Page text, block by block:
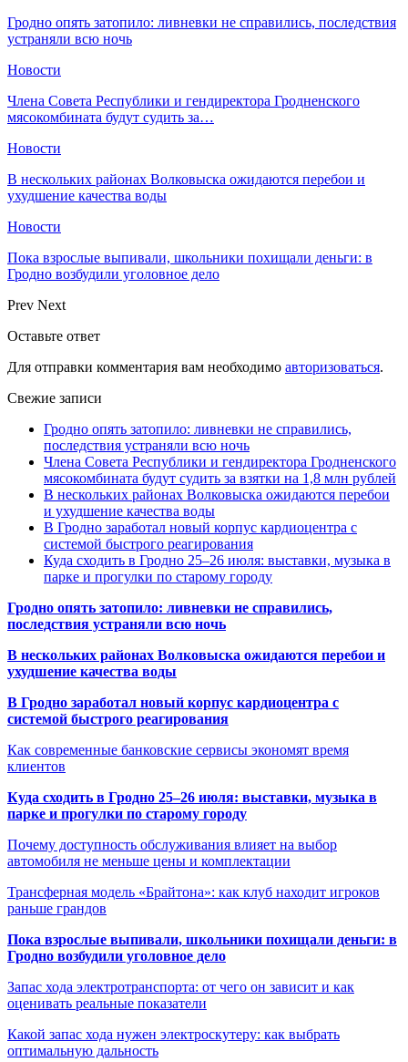
Гродно опять затопило: ливневки не справились, последствия
устраняли всю ночь
Новости
Члена Совета Республики и гендиректора Гродненского
мясокомбината будут судить за…
Новости
В нескольких районах Волковыска ожидаются перебои и
ухудшение качества воды
Новости
Пока взрослые выпивали, школьники похищали деньги: в
Гродно возбудили уголовное дело
Prev Next
Оставьте ответ
Для отправки комментария вам необходимо авторизоваться.
Свежие записи
Гродно опять затопило: ливневки не справились,
последствия устраняли всю ночь
Члена Совета Республики и гендиректора Гродненского
мясокомбината будут судить за взятки на 1,8 млн рублей
В нескольких районах Волковыска ожидаются перебои
и ухудшение качества воды
В Гродно заработал новый корпус кардиоцентра с
системой быстрого реагирования
Куда сходить в Гродно 25–26 июля: выставки, музыка в
парке и прогулки по старому городу
Гродно опять затопило: ливневки не справились,
последствия устраняли всю ночь
В нескольких районах Волковыска ожидаются перебои и
ухудшение качества воды
В Гродно заработал новый корпус кардиоцентра с
системой быстрого реагирования
Как современные банковские сервисы экономят время
клиентов
Куда сходить в Гродно 25–26 июля: выставки, музыка в
парке и прогулки по старому городу
Почему доступность обслуживания влияет на выбор
автомобиля не меньше цены и комплектации
Трансферная модель «Брайтона»: как клуб находит игроков
раньше грандов
Пока взрослые выпивали, школьники похищали деньги: в
Гродно возбудили уголовное дело
Запас хода электротранспорта: от чего он зависит и как
оценивать реальные показатели
Какой запас хода нужен электроскутеру: как выбрать
оптимальную дальность